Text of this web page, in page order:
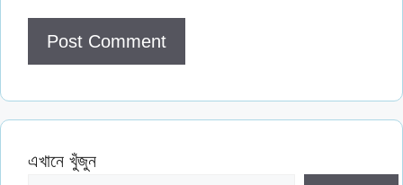
এখানে খুঁজুন